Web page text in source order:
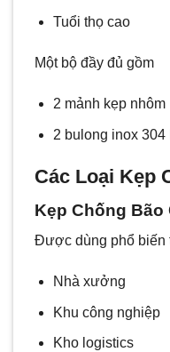
Tuổi thọ cao
Một bộ đầy đủ gồm
2 mảnh kẹp nhôm
2 bulong inox 304
Các Loại Kẹp
Kẹp Chống Bão
Được dùng phổ biến
Nhà xưởng
Khu công nghiệp
Kho logistics